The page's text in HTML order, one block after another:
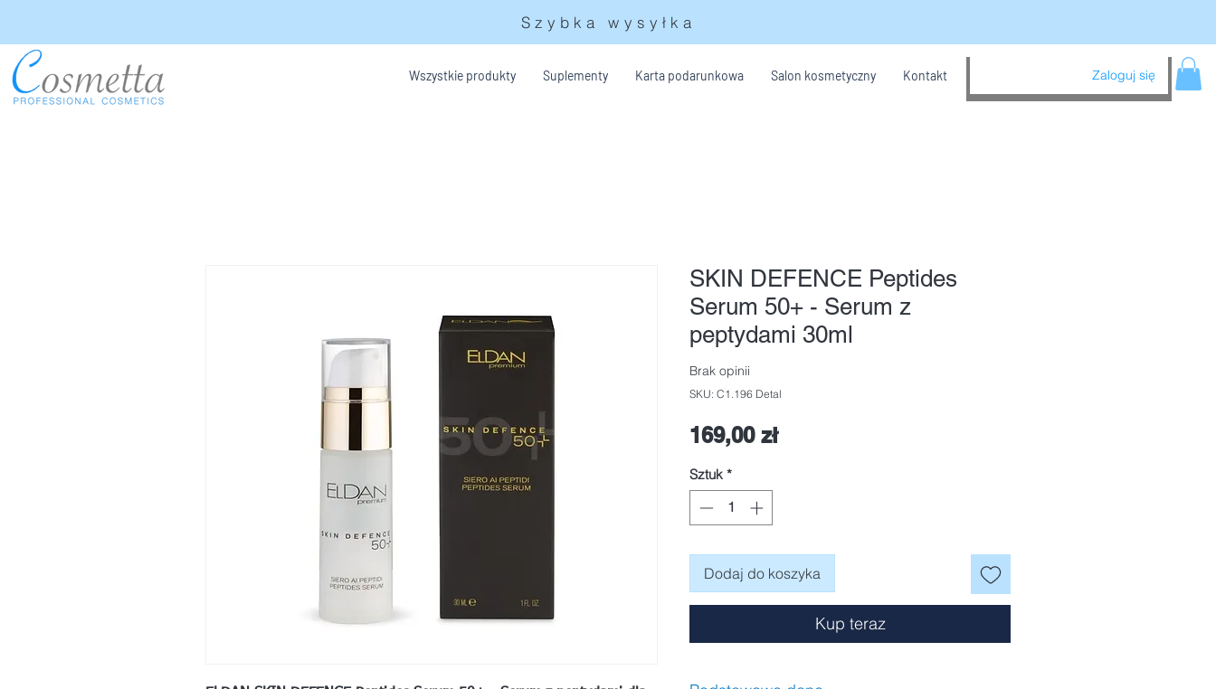
Szybka wysyłka
Wszystkie produkty Suplementy Karta podarunkowa Salon kosmetyczny Kontakt Zaloguj się
SKIN DEFENCE Peptides
Serum 50+ - Serum z
peptydami 30ml
Brak opinii
SKU: C1.196 Detal
169,00 złCena
Sztuk *
Dodaj do koszyka
Kup teraz